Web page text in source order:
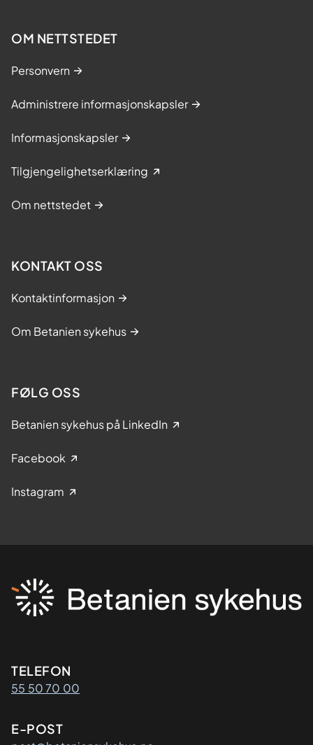
OM NETTSTEDET
Personvern
Administrere informasjonskapsler
Informasjonskapsler
Tilgjengelighetserklæring
Om nettstedet
KONTAKT OSS
Kontaktinformasjon
Om Betanien sykehus
FØLG OSS
Betanien sykehus på LinkedIn
Facebook
Instagram
Kontaktinformasjon
TELEFON
55 50 70 00
E-POST